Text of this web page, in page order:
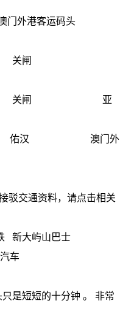
门外港客运码头
10B 关闸
关闸 亚
佑汉 澳门外
驳交通资料，请点击相关
新大屿山巴士
车
是短短的十分钟 。 非常